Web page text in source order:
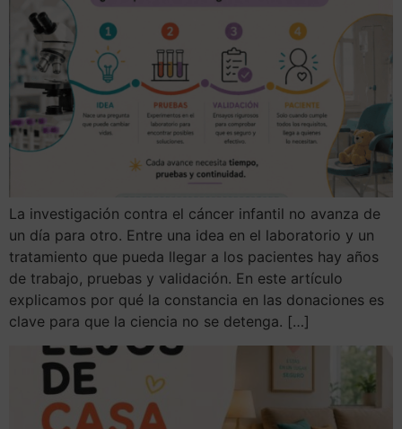
La investigación contra el cáncer infantil no avanza de
un día para otro. Entre una idea en el laboratorio y un
tratamiento que pueda llegar a los pacientes hay años
de trabajo, pruebas y validación. En este artículo
explicamos por qué la constancia en las donaciones es
clave para que la ciencia no se detenga. […]